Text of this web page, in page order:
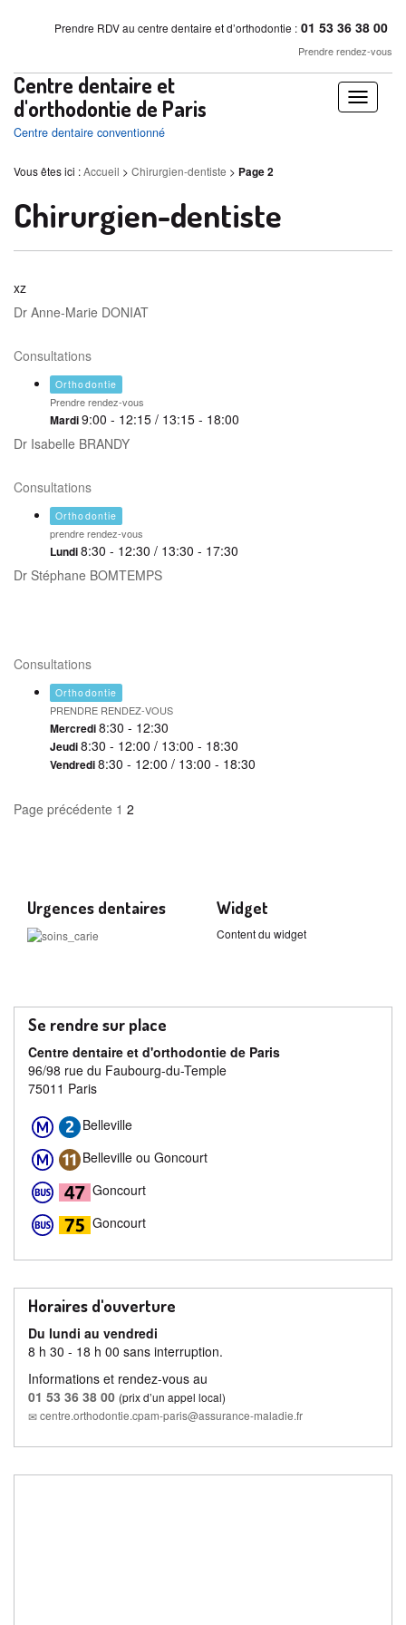
Prendre RDV au centre dentaire et d’orthodontie : 01 53 36 38 00
Prendre rendez-vous
Centre dentaire et
d'orthodontie de Paris
Centre dentaire conventionné
Déplier
/
Vous êtes ici :Accueil > Chirurgien-dentiste > Page 2
Chirurgien-dentiste
xz
Dr Anne-Marie DONIAT
Consultations
Orthodontie
Prendre rendez-vous
Mardi9:00 - 12:15 / 13:15 - 18:00
Dr Isabelle BRANDY
Consultations
Orthodontie
prendre rendez-vous
Lundi8:30 - 12:30 / 13:30 - 17:30
Dr Stéphane BOMTEMPS
Consultations
Orthodontie
PRENDRE RENDEZ-VOUS
Mercredi8:30 - 12:30
Jeudi8:30 - 12:00 / 13:00 - 18:30
Vendredi8:30 - 12:00 / 13:00 - 18:30
Navigation
Page précédente Page
1 Page
2
Urgences dentaires Widget
Content du widget
Se rendre sur place
Centre dentaire et d'orthodontie de Paris
96/98 rue du Faubourg-du-Temple
75011 Paris
Belleville
Belleville ou Goncourt
Goncourt
Goncourt
Horaires d'ouverture
Du lundi au vendredi
8 h 30 - 18 h 00 sans interruption.
Informations et rendez-vous au
01 53 36 38 00 (prix d’un appel local)
centre.orthodontie.cpam-paris@assurance-maladie.fr